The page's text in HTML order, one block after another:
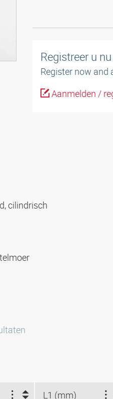
Registreer u
Register now and
Aanmelden /
cilindrisch
L1 (mm)